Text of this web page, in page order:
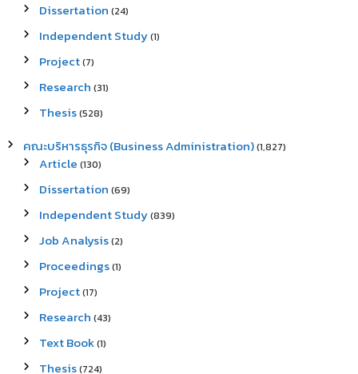
Dissertation (24)
Independent Study(1)
Project(7)
Research (31)
Thesis(528)
คณะบริหารธุรกิจ (Business Administration)(1,827)
Article (130)
Dissertation (69)
Independent Study(839)
Job Analysis(2)
Proceedings(1)
Project(17)
Research (43)
Text Book(1)
Thesis(724)